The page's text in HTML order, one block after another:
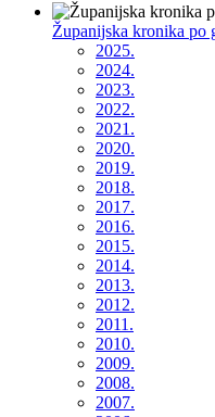
Županijska kronika po
2025.
2024.
2023.
2022.
2021.
2020.
2019.
2018.
2017.
2016.
2015.
2014.
2013.
2012.
2011.
2010.
2009.
2008.
2007.